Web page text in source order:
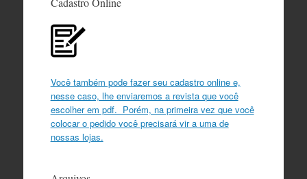
Você também pode fazer seu cadastro online e,
nesse caso, lhe enviaremos a revista que você
escolher em pdf. Porém, na primeira vez que você
colocar o pedido você precisará vir a uma de
nossas lojas.